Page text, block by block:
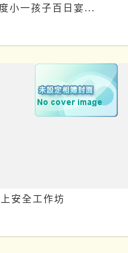
小一孩子百日宴...
安全工作坊